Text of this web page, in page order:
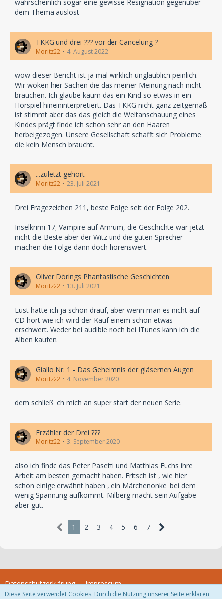
wahrscheinlich sogar eine gewisse Resignation gegenüber
dem Thema auslöst
TKKG und drei ??? vor der Cancelung ?
Moritz22 4. August 2022
wow dieser Bericht ist ja mal wirklich unglaublich peinlich.
Wir woken hier Sachen die das meiner Meinung nach nicht
brauchen. Ich glaube kaum das ein Kind so etwas in ein
Hörspiel hineininterpretiert. Das TKKG nicht ganz zeitgemäß
ist stimmt aber das das gleich die Weltanschauung eines
Kindes prägt finde ich schon sehr an den Haaren
herbeigezogen. Unsere Gesellschaft schafft sich Probleme
die kein Mensch braucht.
...zuletzt gehört
Moritz22 23. Juli 2021
Drei Fragezeichen 211, beste Folge seit der Folge 202.
Inselkrimi 17, Vampire auf Amrum, die Geschichte war jetzt
nicht die Beste aber der Witz und die guten Sprecher
machen die Folge dann doch hörenswert.
Oliver Dörings Phantastische Geschichten
Moritz22 13. Juli 2021
Lust hätte ich ja schon drauf, aber wenn man es nicht auf
CD hört wie ich wird der Kauf einem schon etwas
erschwert. Weder bei audible noch bei ITunes kann ich die
Alben kaufen.
Giallo Nr. 1 - Das Geheimnis der gläsernen Augen
Moritz22 4. November 2020
dem schließ ich mich an super start der neuen Serie.
Erzähler der Drei ???
Moritz22 3. September 2020
also ich finde das Peter Pasetti und Matthias Fuchs ihre
Arbeit am besten gemacht haben. Fritsch ist , wie hier
schon einige erwähnt haben , ein Märchenonkel bei dem
wenig Spannung aufkommt. Milberg macht sein Aufgabe
aber gut.
1 2 3 4 5 6 7
Datenschutzerklärung Impressum
Diese Seite verwendet Cookies. Durch die Nutzung unserer Seite erklären